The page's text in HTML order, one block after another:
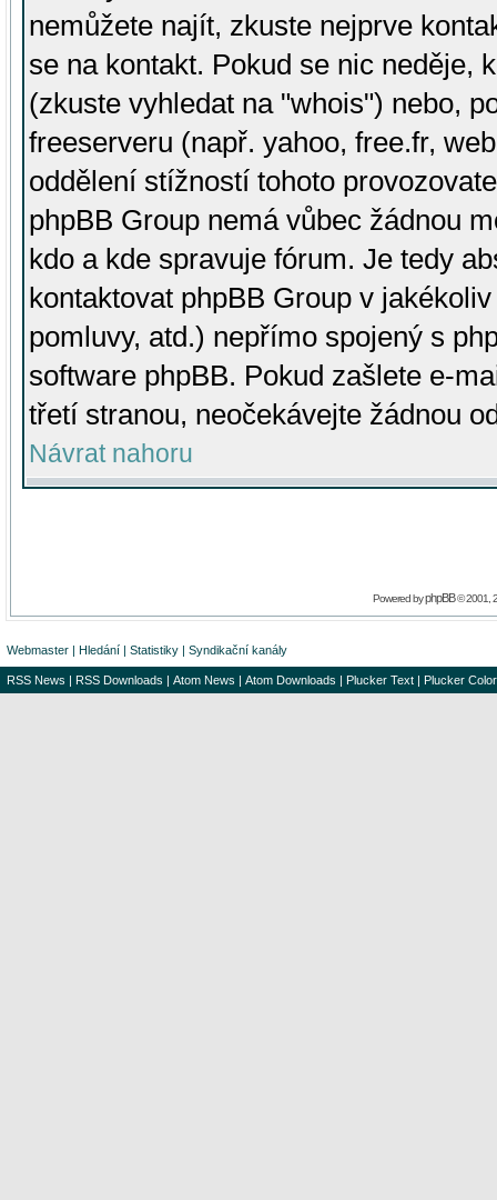
nemůžete najít, zkuste nejprve
se na kontakt. Pokud se nic neděje,
(zkuste vyhledat na "whois") nebo,
freeserveru (např. yahoo, free.fr,
oddělení stížností tohoto
phpBB Group nemá vůbec žádnou
kdo a kde spravuje fórum. Je tedy
kontaktovat phpBB Group v
pomluvy, atd.) nepřímo spojený s
software phpBB. Pokud zašlete e-
třetí stranou, neočekávejte žádnou
Návrat nahoru
Powered byphpBB© 2001,
Webmaster | Hledání | Statistiky | Syndikační kanály
RSS News | RSS Downloads | Atom News | Atom Downloads | Plucker Text | Plucker Color